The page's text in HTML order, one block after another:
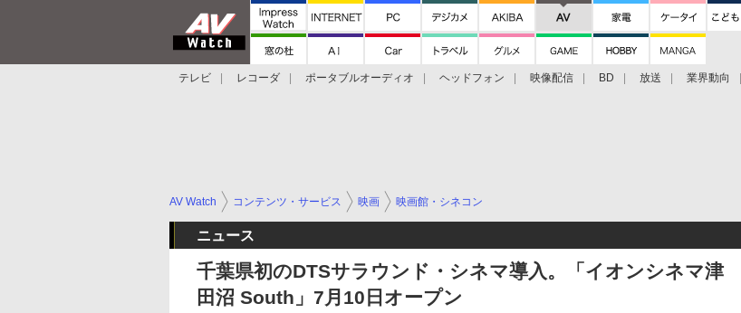
テレビ レコーダ ポータブルオーディオ ヘッドフォン 映像配信 BD 放送 業界動向
AV Watch コンテンツ・サービス 映画 映画館・シネコン
ニュース
千葉県初のDTSサラウンド・シネマ導入。「イオンシネマ津
田沼 South」7月10日オープン